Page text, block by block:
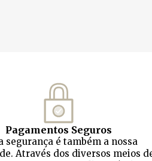
Pagamentos Seguros
segurança é também a nossa
Através dos diversos meios